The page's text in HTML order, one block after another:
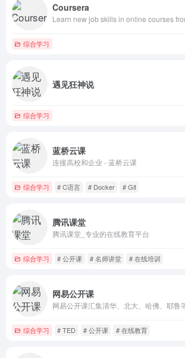
Coursera
综合学习
遇见狂神说
综合学习
蓝桥云课
连接高校和企业 - 蓝桥云课
综合学习 # C语言 # Docker # Git
腾讯课堂
腾讯课堂_专业的在线教育平台
综合学习 # 公开课 # 名师讲堂 # 在线培训
网易公开课
综合学习 # TED # 公开课 # 在线教育